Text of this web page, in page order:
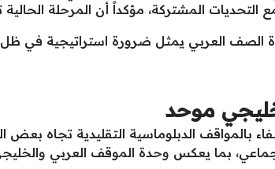
التحديات المشتركة، مؤكداً أن المرحلة
العربي يمثل ضرورة استراتيجية في ظل
موحد
بالمواقف الدبلوماسية التقليدية تجاه
بما يعكس وحدة الموقف العربي